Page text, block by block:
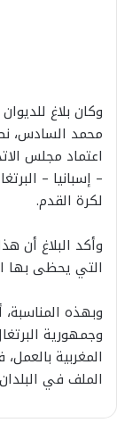
وكان بلاغ
محمد السادس،
اعتماد مجلس
لكرة القدم.
وأكد البلاغ أن
التي يحظى بها
وبهذه المناسبة،
وجمهورية
المغربية
الملف في